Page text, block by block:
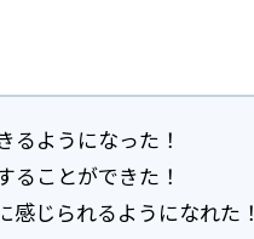
るようになった！
ることができた！
感じられるようになれた！